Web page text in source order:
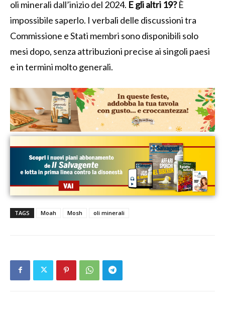
oli minerali dall’inizio del 2024. E gli altri 19?È
impossibile saperlo. I verbali delle discussioni tra
Commissione e Stati membri sono disponibili solo
mesi dopo, senza attribuzioni precise ai singoli paesi
e in termini molto generali.
TAGS Moah Mosh oli minerali